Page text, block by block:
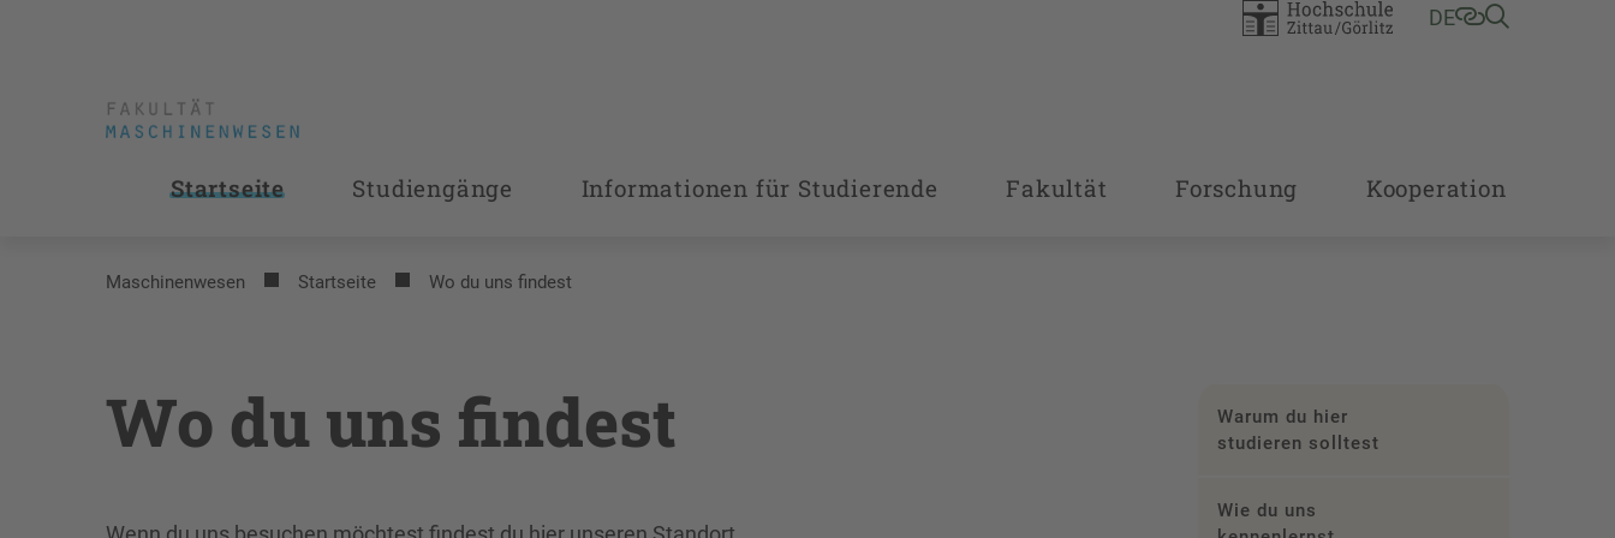
DE
Startseite Studiengänge Informationen für Studierende Fakultät Forschung Kooperation
Maschinenwesen Startseite Wo du uns findest
Wo du uns findest
Warum du hier
studieren solltest
Wie du uns